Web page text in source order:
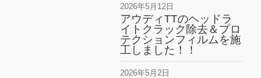
2026年5月12日
アウディTTのヘッドラ
イトクラック除去＆プロ
テクションフィルムを施
工しました！！
2026年5月2日